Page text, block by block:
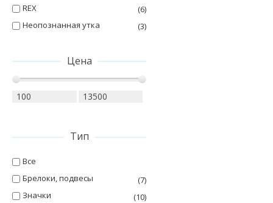
REX
(6)
Неопознанная утка
(3)
Цена
Тип
Все
Брелоки, подвесы
(7)
Значки
(10)